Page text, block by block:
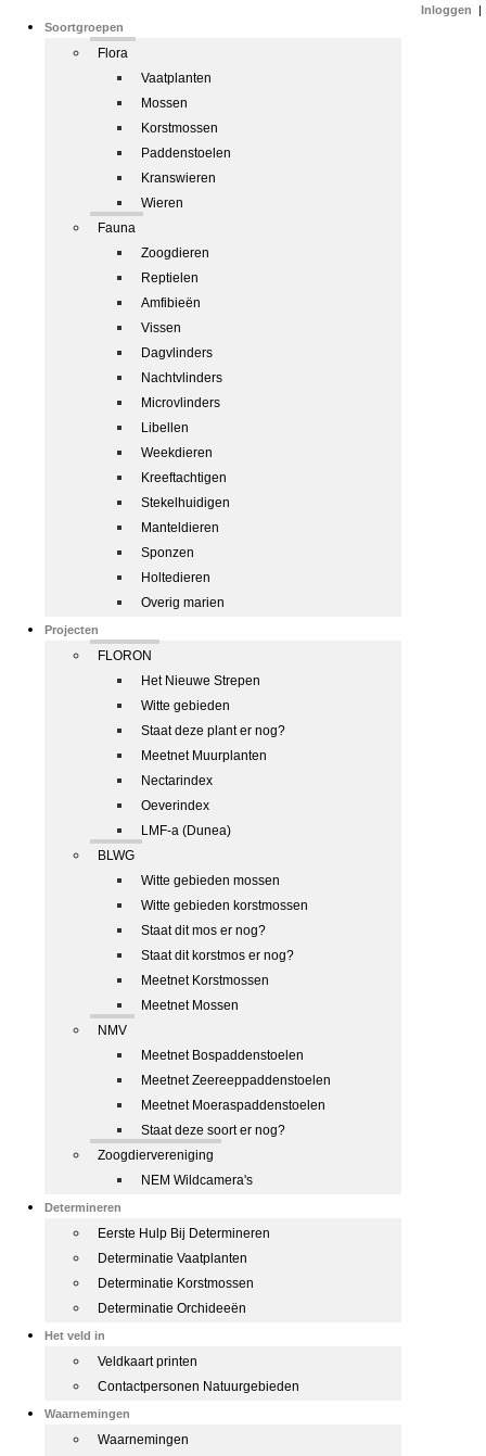
Soortgroepen
Flora
Vaatplanten
Mossen
Korstmossen
Paddenstoelen
Kranswieren
Wieren
Fauna
Zoogdieren
Reptielen
Amfibieën
Vissen
Dagvlinders
Nachtvlinders
Microvlinders
Libellen
Weekdieren
Kreeftachtigen
Stekelhuidigen
Manteldieren
Sponzen
Holtedieren
Overig marien
Projecten
FLORON
Het Nieuwe Strepen
Witte gebieden
Staat deze plant er nog?
Meetnet Muurplanten
Nectarindex
Oeverindex
LMF-a (Dunea)
BLWG
Witte gebieden mossen
Witte gebieden korstmossen
Staat dit mos er nog?
Staat dit korstmos er nog?
Meetnet Korstmossen
Meetnet Mossen
NMV
Meetnet Bospaddenstoelen
Meetnet Zeereeppaddenstoelen
Meetnet Moeraspaddenstoelen
Staat deze soort er nog?
Zoogdiervereniging
NEM Wildcamera's
Determineren
Eerste Hulp Bij Determineren
Determinatie Vaatplanten
Determinatie Korstmossen
Determinatie Orchideeën
Het veld in
Veldkaart printen
Contactpersonen Natuurgebieden
Waarnemingen
Waarnemingen
Inloggen |